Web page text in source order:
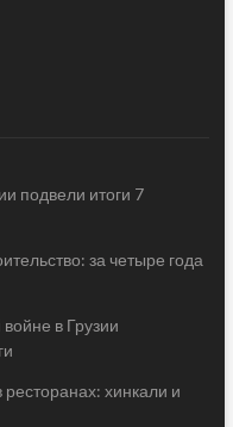
подвели итоги 7
за четыре года
в Грузии
хинкали и